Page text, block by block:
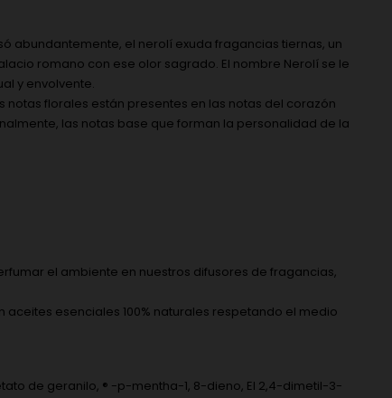
abundantemente, el nerolí exuda fragancias tiernas, un
romano con ese olor sagrado. El nombre Nerolí se le
y envolvente.
notas florales están presentes en las notas del corazón
las notas base que forman la personalidad de la
el ambiente en nuestros difusores de fragancias,
esenciales 100% naturales respetando el medio
de geranilo, ® -p-mentha-1, 8-dieno, El 2,4-dimetil-3-